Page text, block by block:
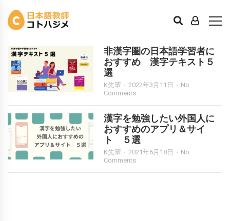
漢字学習
非漢字圏の日本語学習者に
おすすめ 漢字テキスト５
選
K先輩 2022年3月11日
No
Comments
漢字を勉強したい外国人に
おすすめのアプリ＆サイ
ト ５選
K先輩 2021年6月18日
No
Comments